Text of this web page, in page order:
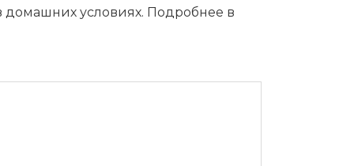
домашних условиях. Подробнее в